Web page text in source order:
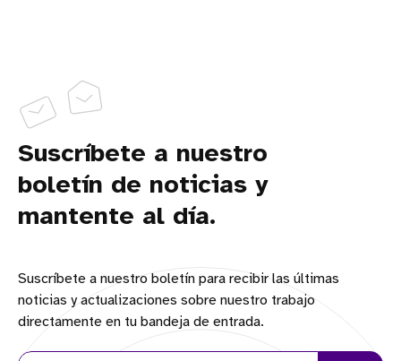
Suscríbete a nuestro
boletín de noticias y
mantente al día.
Suscríbete a nuestro boletín para recibir las últimas
noticias y actualizaciones sobre nuestro trabajo
directamente en tu bandeja de entrada.